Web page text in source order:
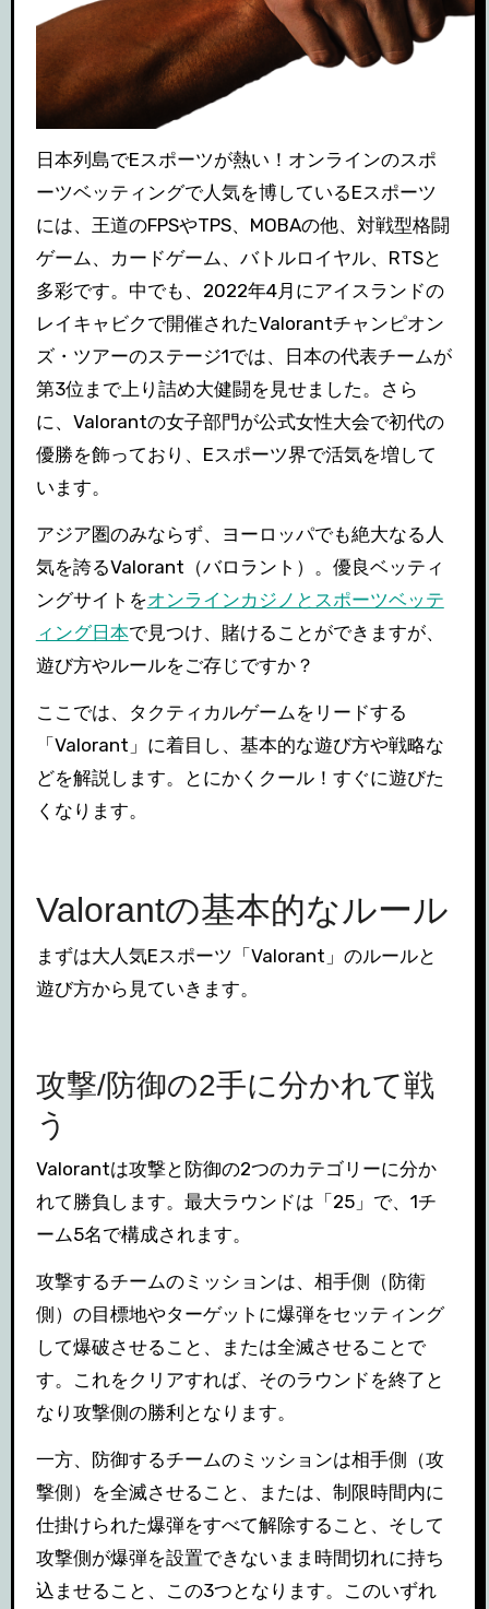
日本列島でEスポーツが熱い！オンラインのスポ
ーツベッティングで人気を博しているEスポーツ
には、王道のFPSやTPS、MOBAの他、対戦型格闘
ゲーム、カードゲーム、バトルロイヤル、RTSと
多彩です。中でも、2022年4月にアイスランドの
レイキャビクで開催されたValorantチャンピオン
ズ・ツアーのステージ1では、日本の代表チームが
第3位まで上り詰め大健闘を見せました。さら
に、Valorantの女子部門が公式女性大会で初代の
優勝を飾っており、Eスポーツ界で活気を増して
います。
アジア圏のみならず、ヨーロッパでも絶大なる人
気を誇るValorant（バロラント）。優良ベッティ
ングサイトをオンラインカジノとスポーツベッテ
ィング日本で見つけ、賭けることができますが、
遊び方やルールをご存じですか？
ここでは、タクティカルゲームをリードする
「Valorant」に着目し、基本的な遊び方や戦略な
どを解説します。とにかくクール！すぐに遊びた
くなります。
Valorantの基本的なルール
まずは大人気Eスポーツ「Valorant」のルールと
遊び方から見ていきます。
攻撃/防御の2手に分かれて戦
う
Valorantは攻撃と防御の2つのカテゴリーに分か
れて勝負します。最大ラウンドは「25」で、1チ
ーム5名で構成されます。
攻撃するチームのミッションは、相手側（防衛
側）の目標地やターゲットに爆弾をセッティング
して爆破させること、または全滅させることで
す。これをクリアすれば、そのラウンドを終了と
なり攻撃側の勝利となります。
一方、防御するチームのミッションは相手側（攻
撃側）を全滅させること、または、制限時間内に
仕掛けられた爆弾をすべて解除すること、そして
攻撃側が爆弾を設置できないまま時間切れに持ち
込ませること、この3つとなります。このいずれ